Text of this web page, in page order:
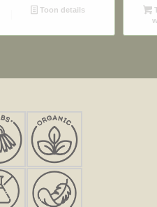
Toon details